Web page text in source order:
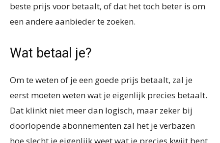
beste prijs voor betaalt, of dat het toch beter is om
een andere aanbieder te zoeken.
Wat betaal je?
Om te weten of je een goede prijs betaalt, zal je
eerst moeten weten wat je eigenlijk precies betaalt.
Dat klinkt niet meer dan logisch, maar zeker bij
doorlopende abonnementen zal het je verbazen